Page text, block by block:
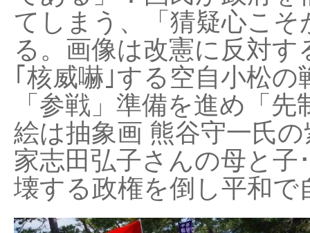
てしまう、「猜疑心こ
る。画像は改憲に反対
｢核威嚇｣する空自小松
「参戦」準備を進め「
絵は抽象画 熊谷守一氏
家志田弘子さんの母と子
壊する政権を倒し平和